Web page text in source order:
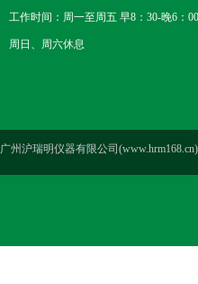
工作时间：周一至周五 早8：30-晚6：00
周日、周六休息
广州沪瑞明仪器有限公司